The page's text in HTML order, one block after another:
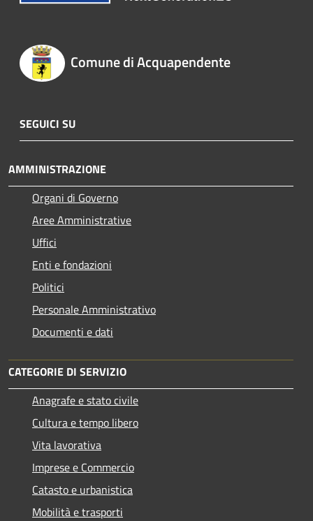
Comune di Acquapendente
SEGUICI SU
AMMINISTRAZIONE
Organi di Governo
Aree Amministrative
Uffici
Enti e fondazioni
Politici
Personale Amministrativo
Documenti e dati
CATEGORIE DI SERVIZIO
Anagrafe e stato civile
Cultura e tempo libero
Vita lavorativa
Imprese e Commercio
Catasto e urbanistica
Mobilità e trasporti